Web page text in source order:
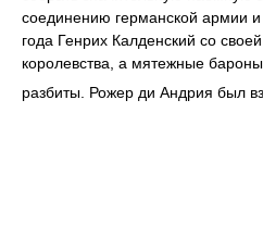
соединению германской армии
года Генрих Калденский со
королевства, а мятежные
разбиты. Рожер ди Андрия был